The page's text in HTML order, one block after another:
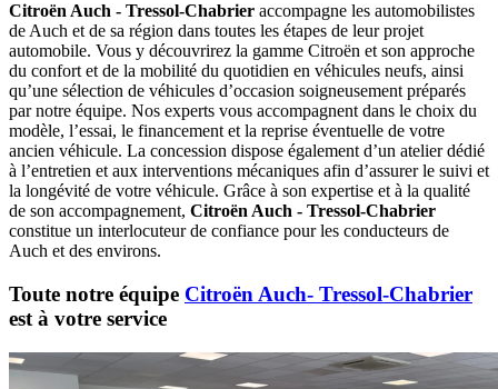
Citroën Auch - Tressol-Chabrier accompagne les automobilistes
de Auch et de sa région dans toutes les étapes de leur projet
automobile. Vous y découvrirez la gamme Citroën et son approche
du confort et de la mobilité du quotidien en véhicules neufs, ainsi
qu’une sélection de véhicules d’occasion soigneusement préparés
par notre équipe. Nos experts vous accompagnent dans le choix du
modèle, l’essai, le financement et la reprise éventuelle de votre
ancien véhicule. La concession dispose également d’un atelier dédié
à l’entretien et aux interventions mécaniques afin d’assurer le suivi et
la longévité de votre véhicule. Grâce à son expertise et à la qualité
de son accompagnement, Citroën Auch - Tressol-Chabrier
constitue un interlocuteur de confiance pour les conducteurs de
Auch et des environs.
Toute notre équipe Citroën Auch- Tressol-Chabrier
est à votre service